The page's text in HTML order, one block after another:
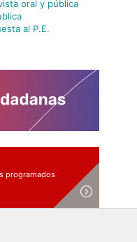
oral y pública
al P.E.
programados